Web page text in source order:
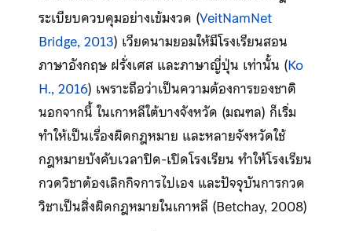
ระเบียบควบคุมอย่างเข้มงวด (VeitNamNet
Bridge, 2013) เวียดนามยอมให้มีโรงเรียนสอน
ภาษาอังกฤษ ฝรั่งเศส และภาษาญี่ปุ่น เท่านั้น (Ko
H., 2016) เพราะถือว่าเป็นความต้องการของชาติ
นอกจากนี้ ในเกาหลีใต้บางจังหวัด (มณฑล) ก็เริ่ม
ทำให้เป็นเรื่องผิดกฎหมาย และหลายจังหวัดใช้
กฎหมายบังคับเวลาปิด-เปิดโรงเรียน ทำให้โรงเรียน
กวดวิชาต้องเลิกกิจการไปเอง และปัจจุบันการกวด
วิชาเป็นสิ่งผิดกฎหมายในเกาหลี (Betchay, 2008)